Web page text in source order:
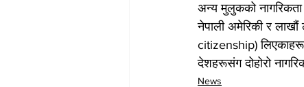
अन्य मुलुकको नागरिकता
नेपाली अमेरिकी र
citizenship)
देशहरूसंग दोहोरो
News